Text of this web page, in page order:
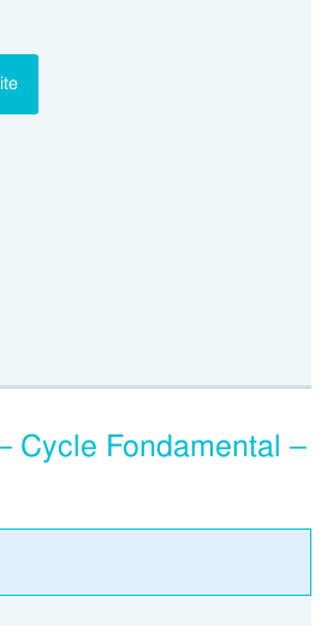
Cycle Fondamental –